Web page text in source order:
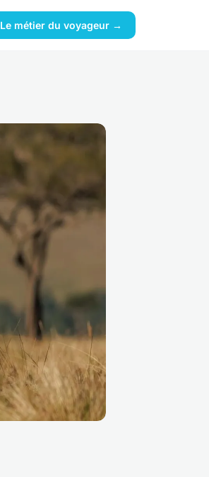
Le métier du voyageur →